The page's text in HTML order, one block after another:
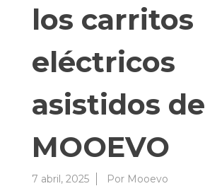
los carritos
eléctricos
asistidos de
MOOEVO
7 abril, 2025 Por Mooevo